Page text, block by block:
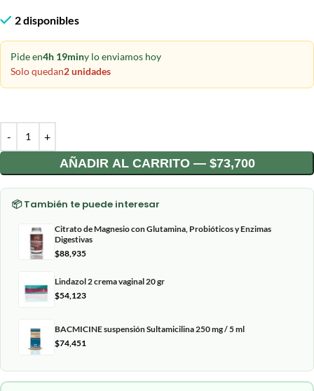
2 disponibles
Pide en4h 19miny lo enviamos hoy
Solo quedan2 unidades
AÑADIR AL CARRITO — $73,700
📦 También te puede interesar
Citrato de Magnesio con Glutamina, Probióticos y Enzimas
Digestivas
$88,935
Lindazol 2 crema vaginal 20 gr
$54,123
BACMICINE suspensión Sultamicilina 250 mg / 5 ml
$74,451